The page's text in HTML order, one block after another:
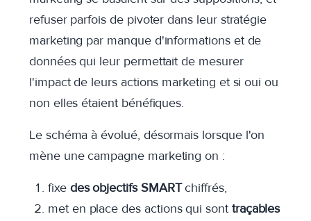
refuser parfois de pivoter dans leur stratégie
marketing par manque d'informations et de
données qui leur permettait de mesurer
l'impact de leurs actions marketing et si oui ou
non elles étaient bénéfiques.
Le schéma à évolué, désormais lorsque l'on
mène une campagne marketing on :
fixe des objectifs SMARTchiffrés,
met en place des actions qui sont traçables